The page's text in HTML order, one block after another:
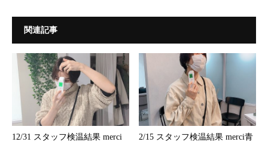
関連記事
12/31 スタッフ検温結果 merci
2/15 スタッフ検温結果 merci青